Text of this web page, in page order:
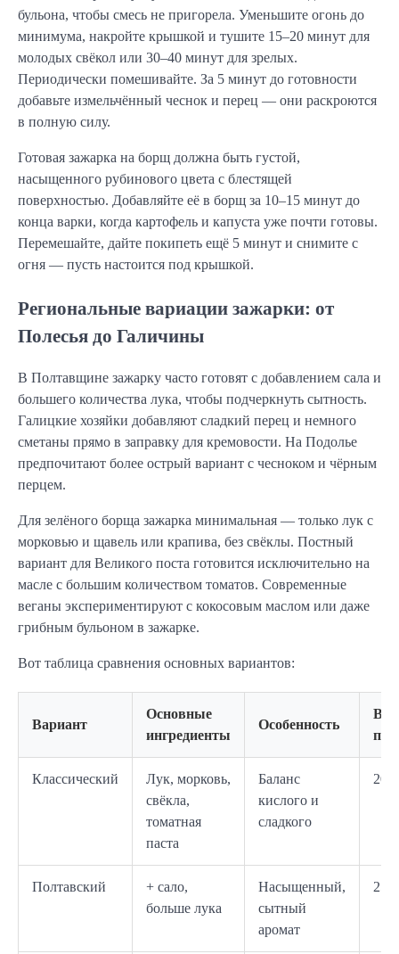
бульона, чтобы смесь не пригорела. Уменьшите огонь до
минимума, накройте крышкой и тушите 15–20 минут для
молодых свёкол или 30–40 минут для зрелых.
Периодически помешивайте. За 5 минут до готовности
добавьте измельчённый чеснок и перец — они раскроются
в полную силу.
Готовая зажарка на борщ должна быть густой,
насыщенного рубинового цвета с блестящей
поверхностью. Добавляйте её в борщ за 10–15 минут до
конца варки, когда картофель и капуста уже почти готовы.
Перемешайте, дайте покипеть ещё 5 минут и снимите с
огня — пусть настоится под крышкой.
Региональные вариации зажарки: от
Полесья до Галичины
В Полтавщине зажарку часто готовят с добавлением сала и
большего количества лука, чтобы подчеркнуть сытность.
Галицкие хозяйки добавляют сладкий перец и немного
сметаны прямо в заправку для кремовости. На Подолье
предпочитают более острый вариант с чесноком и чёрным
перцем.
Для зелёного борща зажарка минимальная — только лук с
морковью и щавель или крапива, без свёклы. Постный
вариант для Великого поста готовится исключительно на
масле с большим количеством томатов. Современные
веганы экспериментируют с кокосовым маслом или даже
грибным бульоном в зажарке.
Вот таблица сравнения основных вариантов:
Вариант
Основные
ингредиенты
Особенность
Классический
Лук, морковь,
свёкла,
томатная
паста
Баланс
кислого и
сладкого
Полтавский
+ сало,
больше лука
Насыщенный,
сытный
аромат